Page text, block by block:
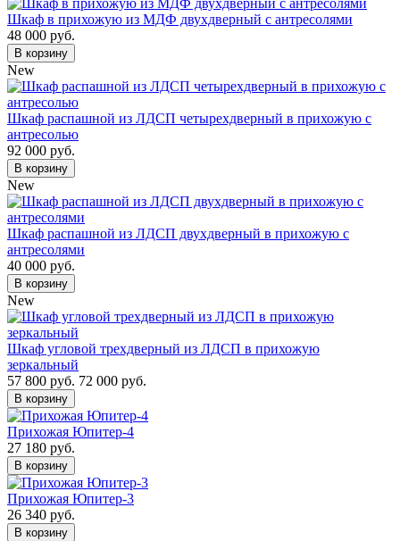
Шкаф в прихожую из МДФ двухдверный с антресолями
48 000 руб.
В корзину
New
Шкаф распашной из ЛДСП четырехдверный в прихожую с
антресолью
92 000 руб.
В корзину
New
Шкаф распашной из ЛДСП двухдверный в прихожую с
антресолями
40 000 руб.
В корзину
New
Шкаф угловой трехдверный из ЛДСП в прихожую
зеркальный
57 800 руб. 72 000 руб.
В корзину
Прихожая Юпитер-4
27 180 руб.
В корзину
Прихожая Юпитер-3
26 340 руб.
В корзину